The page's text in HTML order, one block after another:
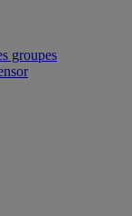
groupes